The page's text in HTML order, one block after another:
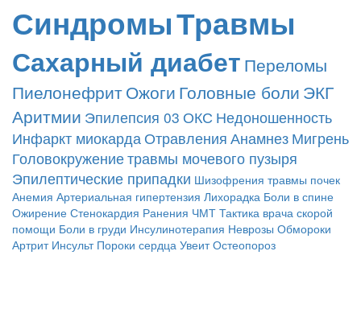
СиндромыТравмы
Сахарный диабет Переломы
ПиелонефритОжоги Головные боли ЭКГ
Аритмии Эпилепсия 03 ОКС Недоношенность
Инфаркт миокарда Отравления Анамнез Мигрень
Головокружениетравмы мочевого пузыря
Эпилептические припадки Шизофрения травмы почек
Анемия Артериальная гипертензия Лихорадка Боли в спине
Ожирение Стенокардия Ранения ЧМТ Тактика врача скорой
помощи Боли в груди Инсулинотерапия Неврозы Обмороки
Артрит Инсульт Пороки сердца Увеит Остеопороз